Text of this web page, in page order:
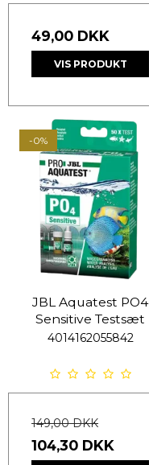
49,00 DKK
VIS PRODUKT
-0%
JBL Aquatest PO4
Sensitive Testsæt
4014162055842
149,00 DKK
104,30 DKK